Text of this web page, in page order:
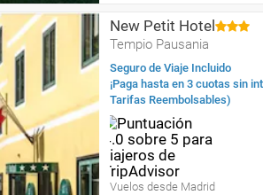
New Petit Hotel
Tempio Pausania
Seguro de Viaje Incluido
¡Paga hasta en 3 cuotas sin
Tarifas Reembolsables)
Vuelos desde Madrid